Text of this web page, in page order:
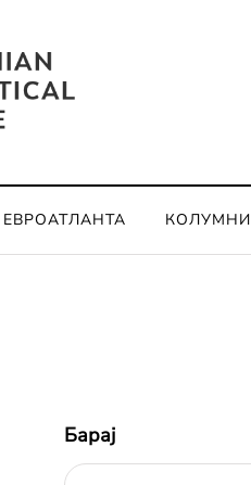
ЕВРОАТЛАНТА КОЛУМНИ
Барај